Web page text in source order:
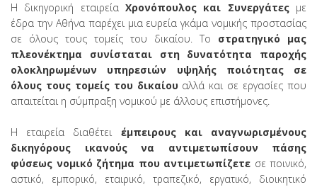
Η δικηγορική εταιρεία Χρονόπουλος και Συνεργάτεςμε
έδρα την Αθήνα παρέχει μια ευρεία γκάμα νομικής προστασίας
σε όλους τους τομείς του δικαίου. Το στρατηγικό μας
πλεονέκτημα συνίσταται στη δυνατότητα παροχής
ολοκληρωμένων υπηρεσιών υψηλής ποιότητας σε
όλους τους τομείς του δικαίου αλλά και σε εργασίες που
απαιτείται η σύμπραξη νομικού με άλλους επιστήμονες.
Η εταιρεία διαθέτει έμπειρους και αναγνωρισμένους
δικηγόρους ικανούς να αντιμετωπίσουν πάσης
φύσεως νομικό ζήτημα που αντιμετωπίζετε σε ποινικό,
αστικό, εμπορικό, εταιρικό, τραπεζικό, εργατικό, διοικητικό